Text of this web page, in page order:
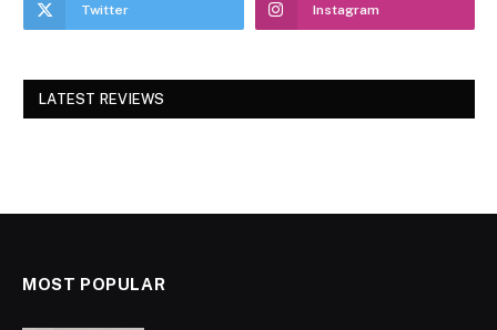
Twitter Instagram
LATEST REVIEWS
MOST POPULAR